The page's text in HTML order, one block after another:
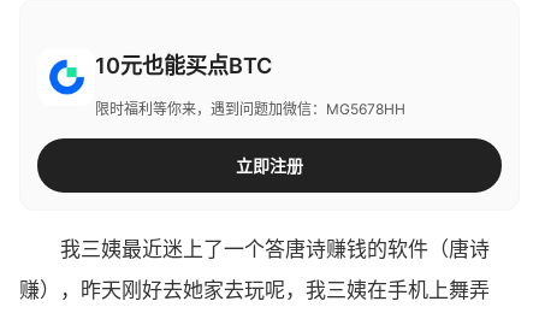
10元也能买点BTC
限时福利等你来，遇到问题加微信：MG5678HH
立即注册
我三姨最近迷上了一个答唐诗赚钱的软件（唐诗
赚），昨天刚好去她家去玩呢，我三姨在手机上舞弄